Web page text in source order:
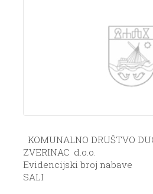
KOMUNALNO DRUŠTVO
ZVERINAC
Evidencijski broj nabave